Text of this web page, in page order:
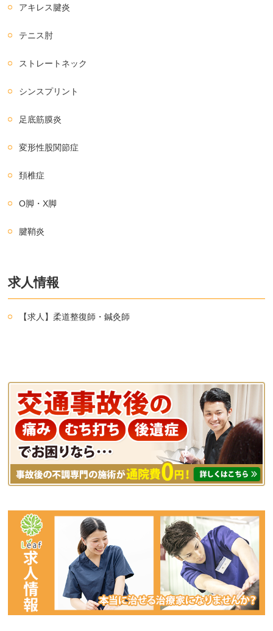
アキレス腱炎
テニス肘
ストレートネック
シンスプリント
足底筋膜炎
変形性股関節症
頚椎症
O脚・X脚
腱鞘炎
求人情報
【求人】柔道整復師・鍼灸師